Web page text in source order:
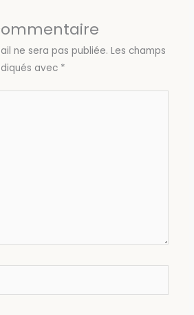
ne sera pas publiée. Les champs
avec *